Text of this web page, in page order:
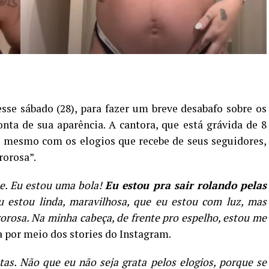
sábado (28), para fazer um breve desabafo sobre os
de sua aparência. A cantora, que está grávida de 8
com os elogios que recebe de seus seguidores,
Eu estou uma bola!Eu estou pra sair rolando pelas
estou linda, maravilhosa, que eu estou com luz, mas
Na minha cabeça, de frente pro espelho, estou me
por meio dos stories do Instagram.
Não que eu não seja grata pelos elogios, porque se